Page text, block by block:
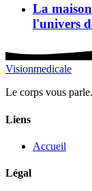
La
l'univers
Visionmedicale
Le corps vous
Liens
Accueil
Légal